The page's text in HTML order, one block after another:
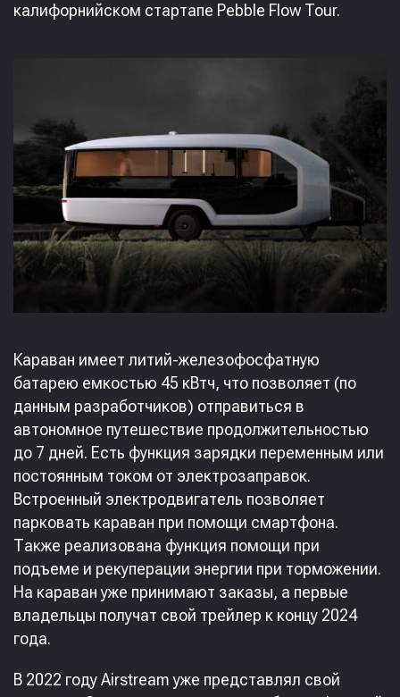
калифорнийском стартапе Pebble Flow Tour.
Караван имеет литий-железофосфатную
батарею емкостью 45 кВтч, что позволяет (по
данным разработчиков) отправиться в
автономное путешествие продолжительностью
до 7 дней. Есть функция зарядки переменным или
постоянным током от электрозаправок.
Встроенный электродвигатель позволяет
парковать караван при помощи смартфона.
Также реализована функция помощи при
подъеме и рекуперации энергии при торможении.
На караван уже принимают заказы, а первые
владельцы получат свой трейлер к концу 2024
года.
В 2022 году Airstream уже представлял свой